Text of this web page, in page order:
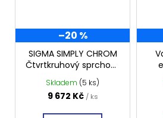
–20 %
SIGMA SIMPLY CHROM
Čtvrtkruhový sprchový
kout 900x900 mm,
čiré sklo, GS5590
Skladem (5 ks)
9 672 Kč / ks